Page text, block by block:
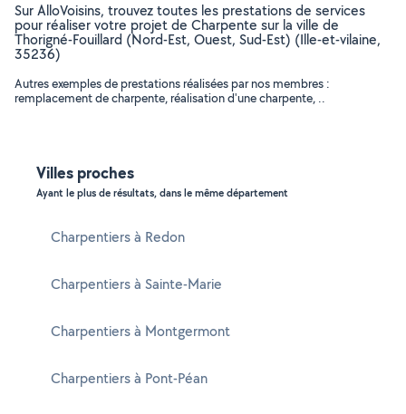
Sur AlloVoisins, trouvez toutes les prestations de services
pour réaliser votre projet de Charpente sur la ville de
Thorigné-Fouillard (Nord-Est, Ouest, Sud-Est) (Ille-et-vilaine,
35236)
Autres exemples de prestations réalisées par nos membres :
remplacement de charpente, réalisation d'une charpente, ..
Villes proches
Ayant le plus de résultats, dans le même département
Charpentiers à Redon
Charpentiers à Sainte-Marie
Charpentiers à Montgermont
Charpentiers à Pont-Péan